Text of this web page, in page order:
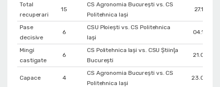
Total
recuperari
15
CS Agronomia București vs. CS
Politehnica Iași
Pase
decisive
6
CSU Ploiești vs. CS Politehnica
Iași
Mingi
castigate
6
CS Politehnica Iași vs. CSU Ştiinţa
Bucureşti
Capace 4
CS Agronomia București vs. CS
Politehnica Iași